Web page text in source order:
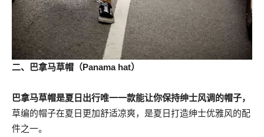
二、巴拿马草帽（Panama hat）
巴拿马草帽是夏日出行唯一一款能让你保持绅士风调的帽子，
草编的帽子在夏日更加舒适凉爽，是夏日打造绅士优雅风的配
件之一。